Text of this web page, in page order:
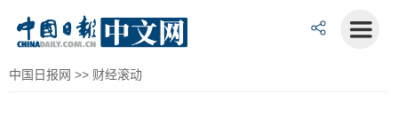
中国日报网 >> 财经滚动